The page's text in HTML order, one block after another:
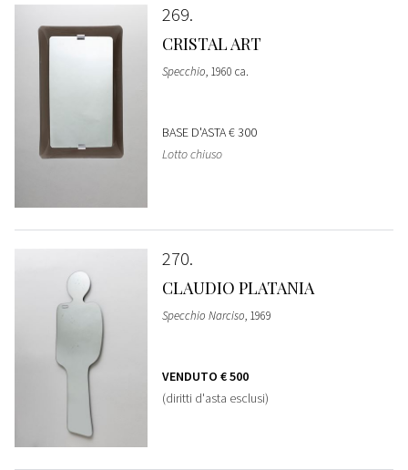
269
CRISTAL ART
Specchio, 1960 ca.
BASE D'ASTA€ 300
Lotto chiuso
270
CLAUDIO PLATANIA
Specchio Narciso, 1969
VENDUTO € 500
(diritti d'asta esclusi)